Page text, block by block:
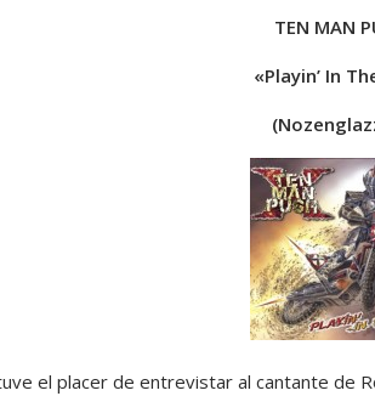
TEN MAN
«Playin’ In
el placer de entrevistar al cantante de